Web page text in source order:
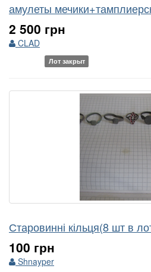
амулеты
2 500 грн
CLAD
Лот закрыт
Старовинні кільця(8 шт в
100 грн
Shnayper